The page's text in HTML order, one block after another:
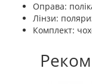
Оправа:
Лінзи:
Комплект: